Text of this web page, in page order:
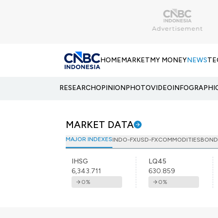
HOMEMARKETMY MONEYNEWS
RESEARCHOPINIONPHOTOVIDEO
MARKET DATA
MAJOR INDEXESINDO-FXUSD-FXCOMMODITIES
IHSG
6,343.711
0%
LQ45
630.859
0%